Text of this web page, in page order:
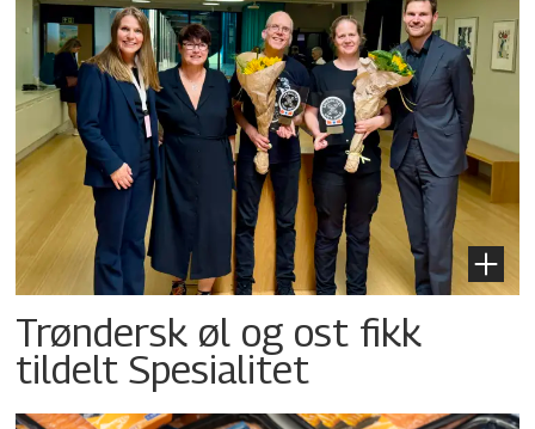
Trøndersk øl og ost fikk
tildelt Spesialitet